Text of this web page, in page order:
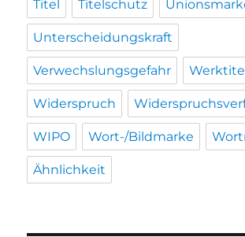
Titel Titelschutz
Unterscheidungskraft
Verwechslungsgefahr Werktitel
Widerspruch
WIPO Wort-/Bildmarke
Ähnlichkeit